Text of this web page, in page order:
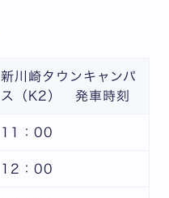
新川崎タウンキャンパ
ス（K2） 発車時刻
11：00
12：00